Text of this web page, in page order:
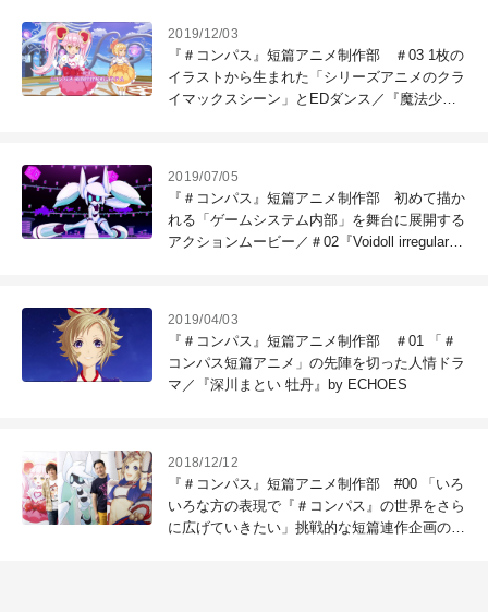
2019/12/03
『＃コンパス』短篇アニメ制作部 ＃03 1枚の
イラストから生まれた「シリーズアニメのクラ
イマックスシーン」とEDダンス／『魔法少女
2019/07/05
『＃コンパス』短篇アニメ制作部 初めて描か
れる「ゲームシステム内部」を舞台に展開する
アクションムービー／＃02『Voidoll irregular』
2019/04/03
『＃コンパス』短篇アニメ制作部 ＃01 「＃
コンパス短篇アニメ」の先陣を切った人情ドラ
マ／『深川まとい 牡丹』by ECHOES
2018/12/12
『＃コンパス』短篇アニメ制作部 #00 「いろ
いろな方の表現で『＃コンパス』の世界をさら
に広げていきたい」挑戦的な短篇連作企画のね